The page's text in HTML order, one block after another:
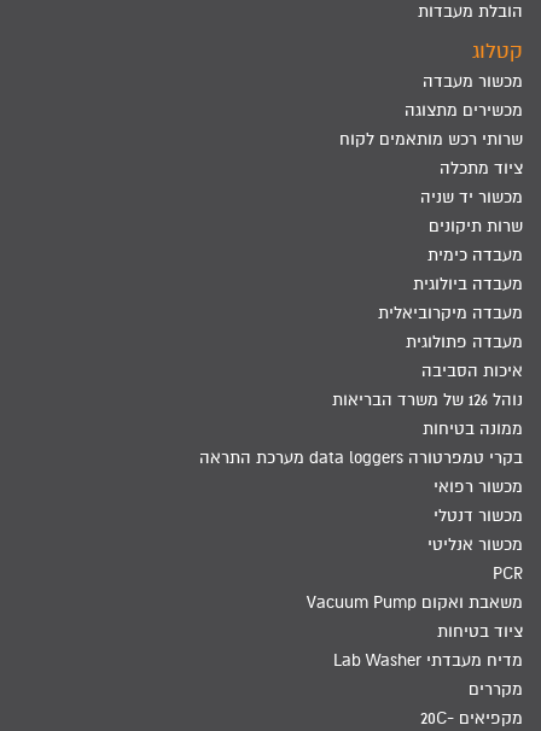
הובלת מעבדות
קטלוג
מכשור מעבדה
מכשירים מתצוגה
שרותי רכש מותאמים לקוח
ציוד מתכלה
מכשור יד שניה
שרות תיקונים
מעבדה כימית
מעבדה ביולוגית
מעבדה מיקרוביאלית
מעבדה פתולוגית
איכות הסביבה
נוהל 126 של משרד הבריאות
ממונה בטיחות
בקרי טמפרטורה data loggers מערכת התראה
מכשור רפואי
מכשור דנטלי
מכשור אנליטי
PCR
משאבת ואקום Vacuum Pump
ציוד בטיחות
מדיח מעבדתי Lab Washer
מקררים
מקפיאים -20C